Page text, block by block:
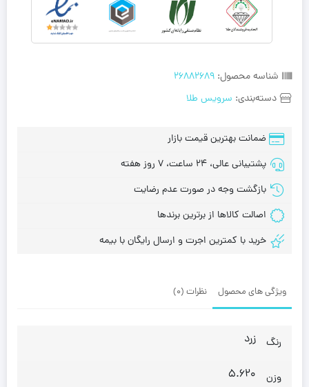
شناسه محصول: 26882689
دسته‌بندی: سرویس طلا
ضمانت بهترین قیمت بازار
پشتیبانی عالی، 24 ساعت، 7 روز هفته
بازگشت وجه در صورت عدم رضایت
اصالت کالاها از برترین برندها
خرید با کمترین اجرت و ارسال رایگان با بیمه
ویژگی های محصول نظرات (0)
رنگ زرد
وزن 5.620